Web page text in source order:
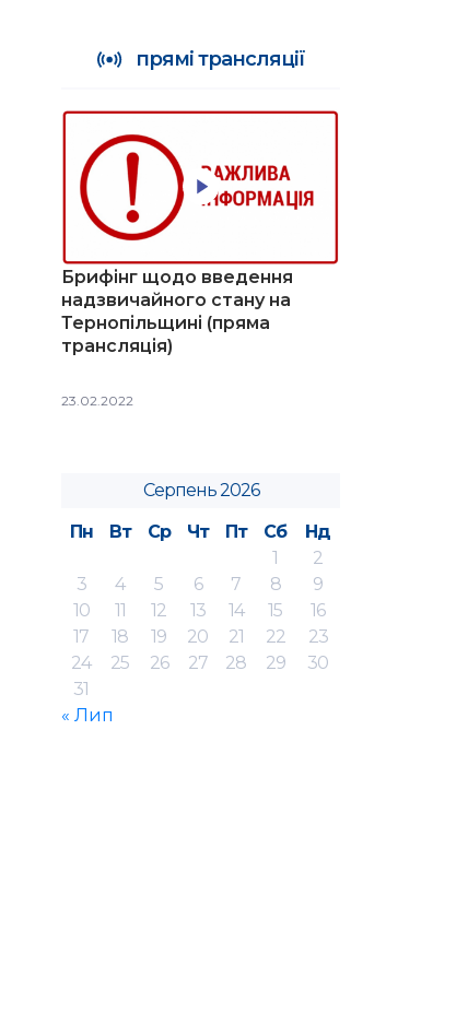
прямі трансляції
Брифінг щодо введення
надзвичайного стану на
Тернопільщині (пряма
трансляція)
23.02.2022
Серпень 2026
Пн
Вт Ср Чт Пт Сб
Нд
1
2
3
4 5 6 7 8
9
10
11 12 13 14 15
16
17
18 19 20 21 22
23
24
25 26 27 28 29
30
31
« Лип